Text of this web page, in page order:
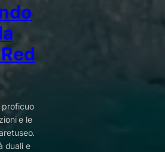
proficuo
e le
duali e